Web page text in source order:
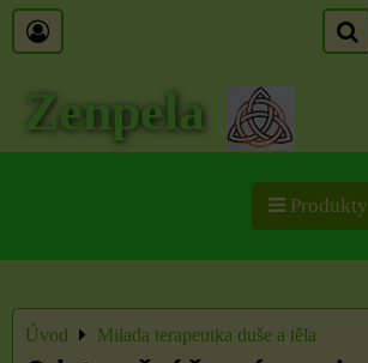
Zenpela
Produkty
Úvod Milada terapeutka duše a těla